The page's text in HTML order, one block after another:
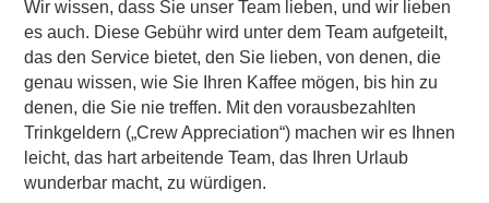
Wir wissen, dass Sie unser Team lieben, und wir lieben
es auch. Diese Gebühr wird unter dem Team aufgeteilt,
das den Service bietet, den Sie lieben, von denen, die
genau wissen, wie Sie Ihren Kaffee mögen, bis hin zu
denen, die Sie nie treffen. Mit den vorausbezahlten
Trinkgeldern („Crew Appreciation“) machen wir es Ihnen
leicht, das hart arbeitende Team, das Ihren Urlaub
wunderbar macht, zu würdigen.